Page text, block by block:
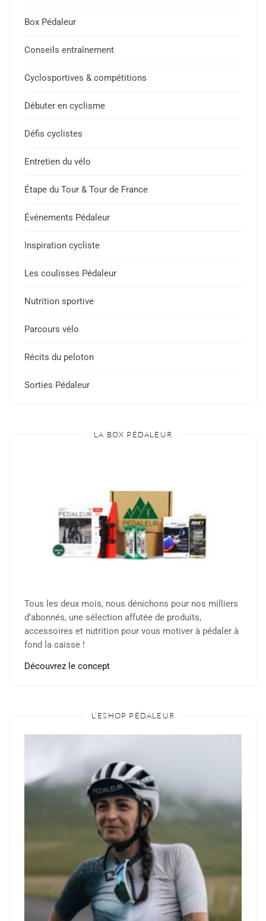
Box Pédaleur
Conseils entraînement
Cyclosportives & compétitions
Débuter en cyclisme
Défis cyclistes
Entretien du vélo
Étape du Tour & Tour de France
Événements Pédaleur
Inspiration cycliste
Les coulisses Pédaleur
Nutrition sportive
Parcours vélo
Récits du peloton
Sorties Pédaleur
LA BOX PÉDALEUR
Tous les deux mois, nous dénichons pour nos milliers
d’abonnés, une sélection affutée de produits,
accessoires et nutrition pour vous motiver à pédaler à
fond la caisse !
Découvrez le concept
L’ESHOP PÉDALEUR